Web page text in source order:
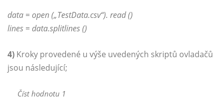
data = open („TestData.csv“). read ()
lines = data.splitlines ()
4) Kroky provedené u výše uvedených skriptů ovladačů
jsou následující;
Číst hodnotu 1